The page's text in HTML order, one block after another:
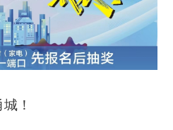
！